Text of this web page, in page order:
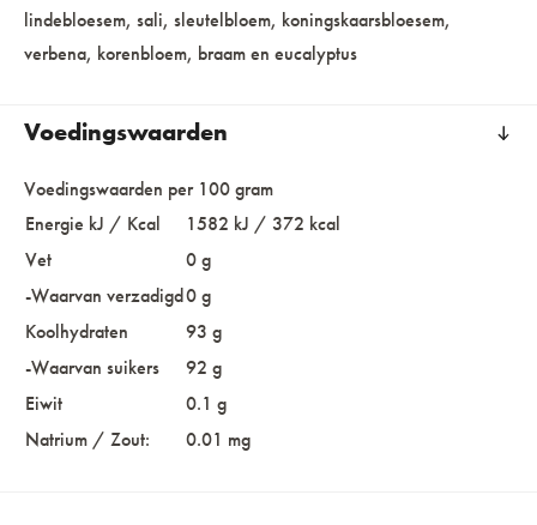
lindebloesem, sali, sleutelbloem, koningskaarsbloesem,
verbena, korenbloem, braam en eucalyptus
Voedingswaarden
Voedingswaarden per 100 gram
Energie kJ / Kcal
1582 kJ / 372 kcal
Vet
0 g
-Waarvan verzadigd0 g
Koolhydraten
93 g
-Waarvan suikers
92 g
Eiwit
0.1 g
Natrium / Zout:
0.01 mg